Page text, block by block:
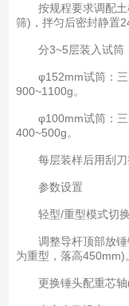
按规程要求调配土
筛)，拌匀后密封静置
分3~5层装入试筒
φ152mm试筒：三
900~1100g。
φ100mm试筒：三
400~500g。
每层装样后用刮刀
参数设置
轻型/重型模式切换
调整导杆顶部放锤
为重型，落高450mm)。
更换锤头配重芯轴(